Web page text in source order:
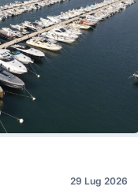
29 Lug 2026